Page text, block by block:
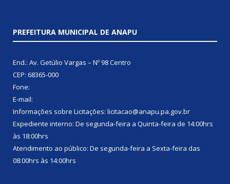
PREFEITURA MUNICIPAL DE ANAPU
End.: Av. Getúlio Vargas – Nº 98 Centro
CEP: 68365-000
Fone:
E-mail:
Informações sobre Licitações: licitacao@anapu.pa.gov.br
Expediente interno: De segunda-feira a Quinta-feira de 14:00hrs
às 18:00hrs
Atendimento ao público: De segunda-feira a Sexta-feira das
08:00hrs às 14:00hrs